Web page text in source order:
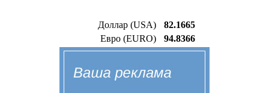
Доллар (USA)
82.1665
Евро (EURO)
94.8366